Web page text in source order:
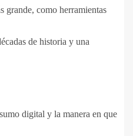
grande, como herramientas
de historia y una
digital y la manera en que